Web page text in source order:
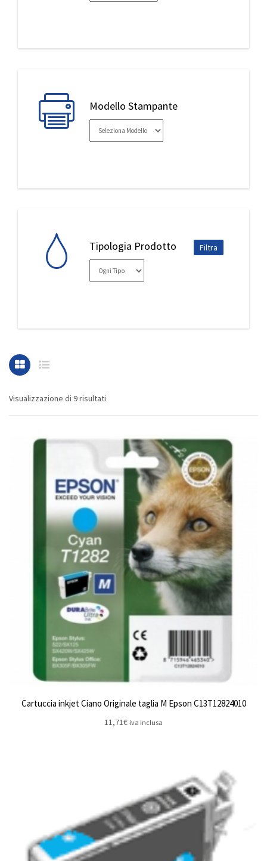
Modello Stampante
Tipologia Prodotto
Visualizzazione di 9 risultati
Cartuccia inkjet Ciano Originale taglia M Epson C13T12824010
11,71€ iva inclusa